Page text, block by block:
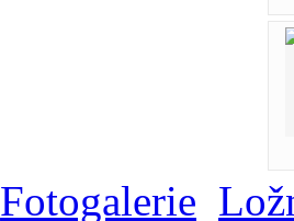
Fotogalerie